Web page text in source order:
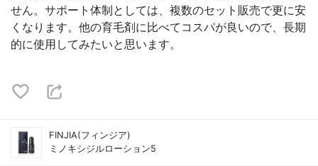
せん。サポート体制としては、複数のセット販売で更に安
くなります。他の育毛剤に比べてコスパが良いので、長期
的に使用してみたいと思います。
FINJIA(フィンジア)
ミノキシジルローション5